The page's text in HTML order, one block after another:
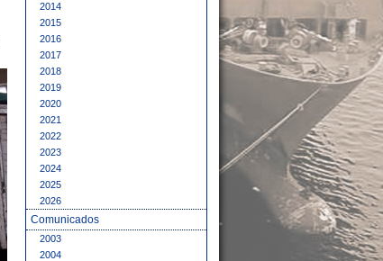
2014
2015
2016
2017
2018
2019
2020
2021
2022
2023
2024
2025
2026
Comunicados
2003
2004